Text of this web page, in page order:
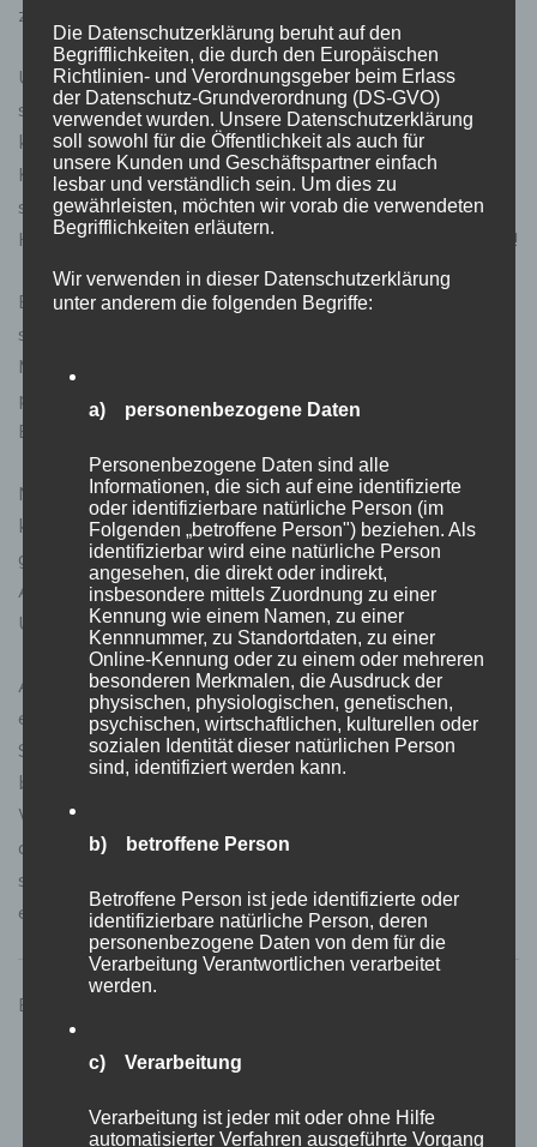
zuhause.
Und das Beste: Der Immobilienmarkt in Montenegro
steckt noch in den Kinderschuhen. Wer jetzt einsteigt,
kann richtig absahnen. Die Preise sind im Vergleich zu
Kroatien oder Griechenland noch moderat, steigen aber
stetig an. In ein paar Jahren werden Sie sich in den
Hintern beißen, wenn Sie diese Chance verpasst haben!
Egal, ob Sie nach einem gemütlichen Rückzugsort
suchen oder eine rentable Investition planen –
Montenegro hat für jeden was zu bieten. Von der
pulsierenden Küste bis zu den verschlafenen
Bergdörfern ist für jeden Geschmack was dabei.
Na klar gibt’s auch Herausforderungen. Die Bürokratie
kann manchmal nerven und nicht alles läuft so
geschmiert wie daheim. Aber hey, das gehört doch zum
Abenteuer dazu! Und mit der richtigen Vorbereitung und
Unterstützung kriegen Sie das locker hin.
Also, worauf warten Sie noch? Packen Sie die Badehose
ein und kommen Sie nach Montenegro! Hier wartet Ihr
Stückchen Paradies an der Adria. Deutsche Staatsbürger
beispielsweise müssen Mieteinnahmen und
Wertsteigerungen aus montenegrinischen Immobilien in
der Regel auch in Deutschland versteuern. Hier lohnt
sich auf jeden Fall eine professionelle Beratung durch
erfahreneImmobilienmakler
Bilder Quelle: Bild von
Die Datenschutzerklärung beruht auf den
Begrifflichkeiten, die durch den Europäischen
Richtlinien- und Verordnungsgeber beim Erlass
der Datenschutz-Grundverordnung (DS-GVO)
verwendet wurden. Unsere Datenschutzerklärung
soll sowohl für die Öffentlichkeit als auch für
unsere Kunden und Geschäftspartner einfach
lesbar und verständlich sein. Um dies zu
gewährleisten, möchten wir vorab die verwendeten
Begrifflichkeiten erläutern.
Wir verwenden in dieser Datenschutzerklärung
unter anderem die folgenden Begriffe:
a) personenbezogene Daten
Personenbezogene Daten sind alle
Informationen, die sich auf eine identifizierte
oder identifizierbare natürliche Person (im
Folgenden „betroffene Person") beziehen. Als
identifizierbar wird eine natürliche Person
angesehen, die direkt oder indirekt,
insbesondere mittels Zuordnung zu einer
Kennung wie einem Namen, zu einer
Kennnummer, zu Standortdaten, zu einer
Online-Kennung oder zu einem oder mehreren
besonderen Merkmalen, die Ausdruck der
physischen, physiologischen, genetischen,
psychischen, wirtschaftlichen, kulturellen oder
sozialen Identität dieser natürlichen Person
sind, identifiziert werden kann.
b) betroffene Person
Betroffene Person ist jede identifizierte oder
identifizierbare natürliche Person, deren
personenbezogene Daten von dem für die
Verarbeitung Verantwortlichen verarbeitet
werden.
c) Verarbeitung
Verarbeitung ist jeder mit oder ohne Hilfe
automatisierter Verfahren ausgeführte Vorgang